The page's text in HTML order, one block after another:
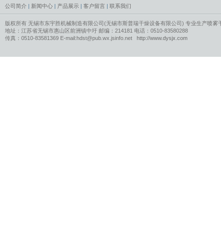
公司简介 | 新闻中心 | 产品展示 | 客户留言 | 联系我们
版权所有 无锡市东宇胜机械制造有限公司(无锡市斯普瑞干燥设备有限公司) 专业生产喷雾
地址：江苏省无锡市惠山区前洲镇中圩 邮编：214181 电话：0510-83580288
传真：0510-83581369 E-mail:hdst@pub.wx.jsinfo.net http://www.dysjx.com